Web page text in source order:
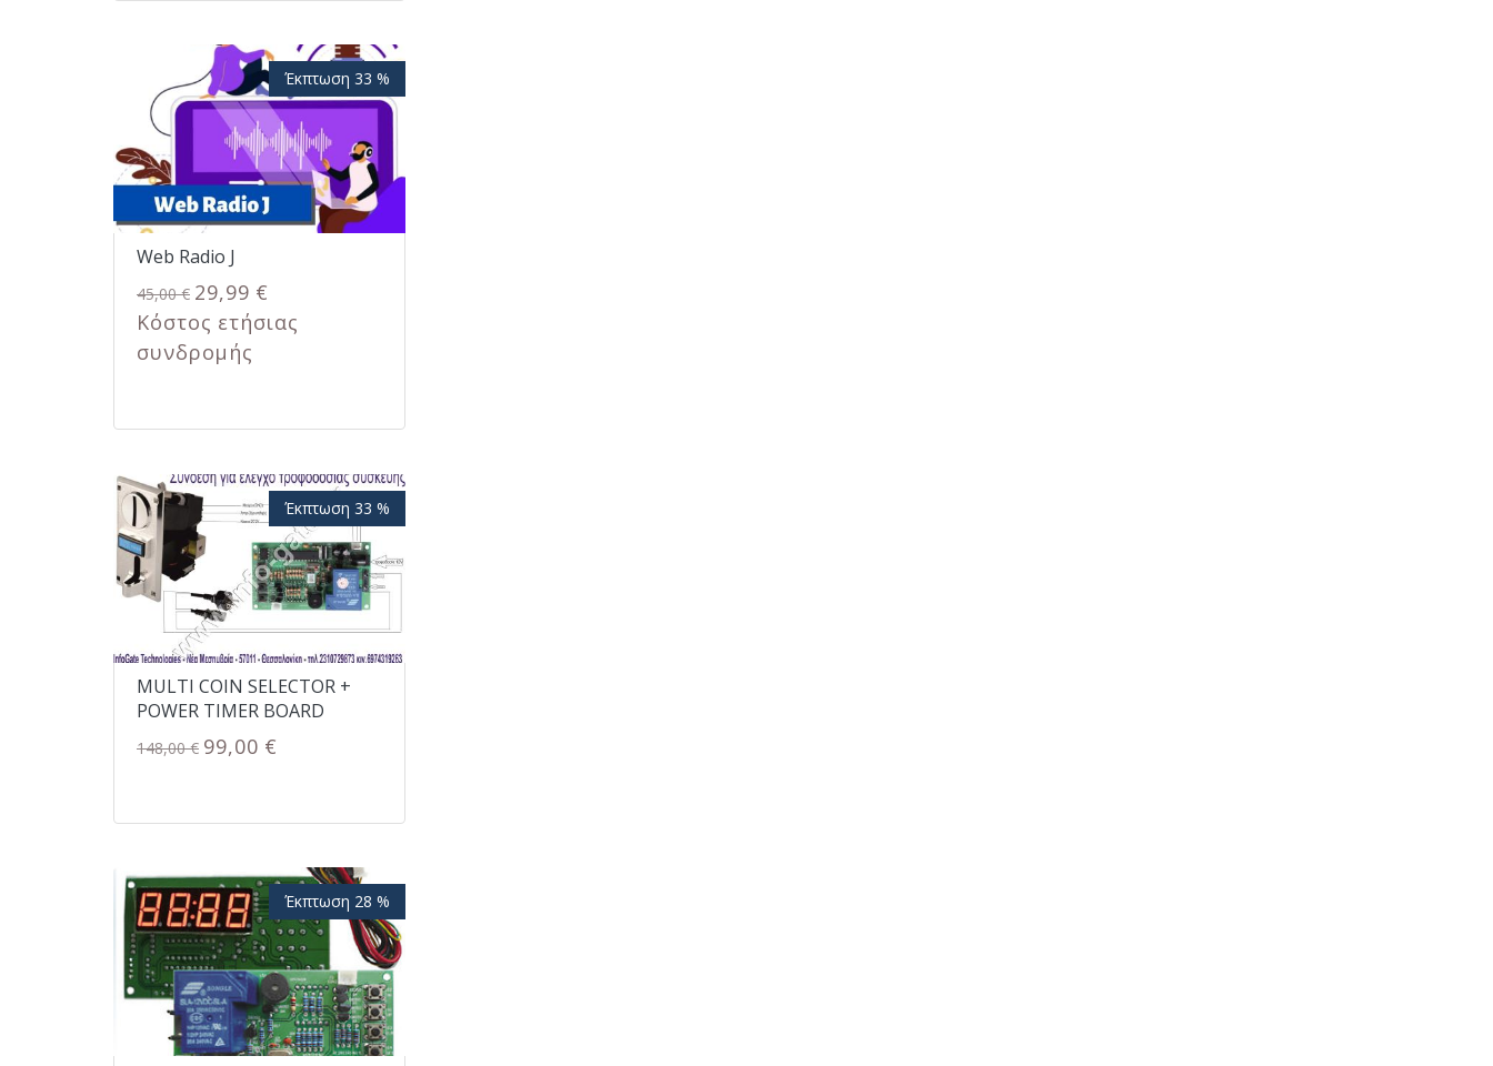
Έκπτωση 33 %
Web Radio J
45,00 € 29,99 €
Κόστος ετήσιας
συνδρομής
Έκπτωση 33 %
MULTI COIN SELECTOR +
POWER TIMER BOARD
148,00 € 99,00 €
Έκπτωση 28 %